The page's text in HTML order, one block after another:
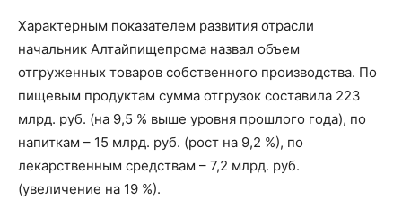
Характерным показателем развития отрасли
начальник Алтайпищепрома назвал объем
отгруженных товаров собственного производства. По
пищевым продуктам сумма отгрузок составила 223
млрд. руб. (на 9,5 % выше уровня прошлого года), по
напиткам – 15 млрд. руб. (рост на 9,2 %), по
лекарственным средствам – 7,2 млрд. руб.
(увеличение на 19 %).